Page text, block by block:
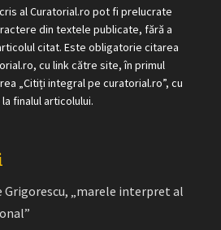
al Curatorial.ro pot fi prelucrate
din textele publicate, fără a
citat. Este obligatorie citarea
cu link către site, în primul
„Citiți integral pe curatorial.ro”, cu
la finalul articolului.
Grigorescu, „marele interpret al